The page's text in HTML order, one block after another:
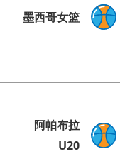
墨西哥女篮
阿帕布拉
U20